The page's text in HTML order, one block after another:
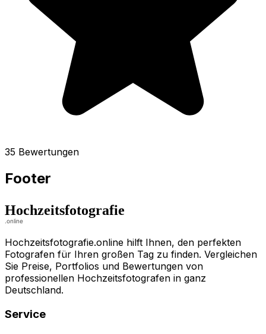
35 Bewertungen
Footer
Hochzeitsfotografie.online hilft Ihnen, den perfekten
Fotografen für Ihren großen Tag zu finden. Vergleichen
Sie Preise, Portfolios und Bewertungen von
professionellen Hochzeitsfotografen in ganz
Deutschland.
Service